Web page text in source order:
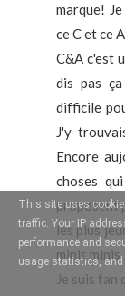
marque!
ce C et ce
C&A c'est
dis pas
difficile
J'y
Encore
choses
proposent
les plus
minis minis
Je suis fan
This site uses
traffic. Your IP
performance and
usage statistics, and